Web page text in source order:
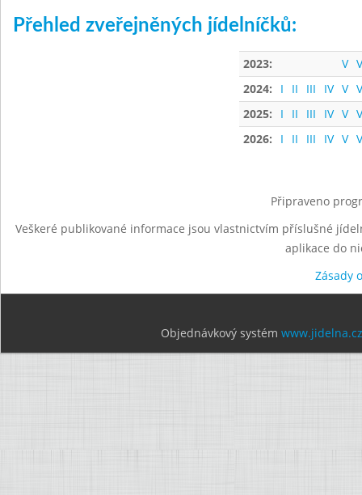
Přehled zveřejněných jídelníčků:
2023: V
2024:
I II III IV V
2025:
I II III IV V
2026:
I II III IV V
Připraveno
Veškeré publikované informace jsou vlastnictvím příslušné
aplikace do
Zásady
Objednávkový systém www.jidelna.cz